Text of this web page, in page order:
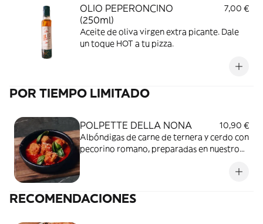
OLIO PEPERONCINO
(250ml)
7,00 €
Aceite de oliva virgen extra picante. Dale
un toque HOT a tu pizza.
POR TIEMPO LIMITADO
POLPETTE DELLA NONA
10,90 €
Albóndigas de carne de ternera y cerdo con
pecorino romano, preparadas en nuestro
RECOMENDACIONES